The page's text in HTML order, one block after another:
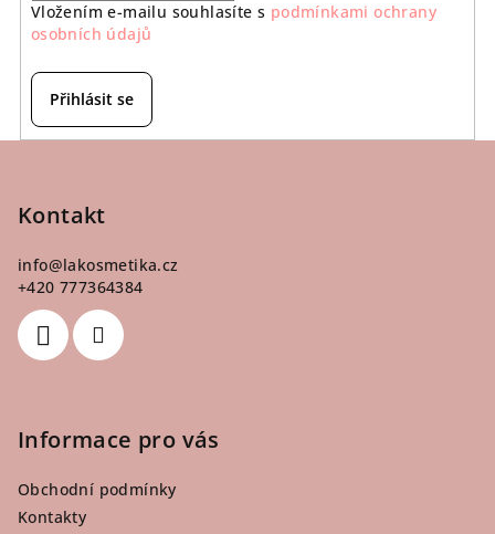
Vložením e-mailu souhlasíte s podmínkami ochrany
osobních údajů
Přihlásit se
Kontakt
info@lakosmetika.cz
+420 777364384
Informace pro vás
Obchodní podmínky
Kontakty